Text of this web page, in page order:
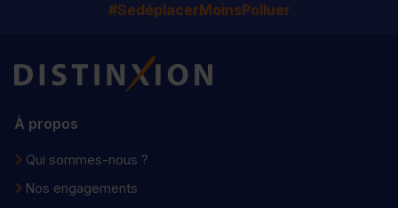
#SedéplacerMoinsPolluer
Distinxion
À propos
Qui sommes-nous ?
Nos engagements